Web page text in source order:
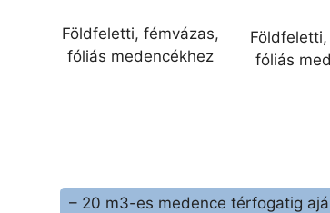
Földfeletti, fémvázas,
fóliás medencékhez
fóliás
– 20 m3-es medence térfogatig